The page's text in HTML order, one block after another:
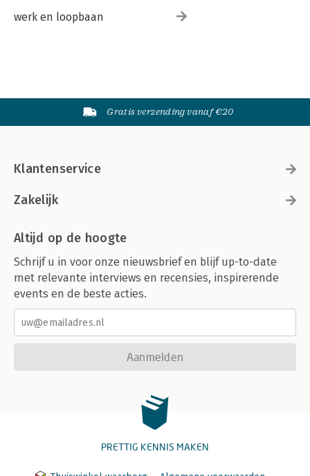
werk en loopbaan
Gratis verzending vanaf €20
Klantenservice
Zakelijk
Altijd op de hoogte
Schrijf u in voor onze nieuwsbrief en blijf up-to-date
met relevante interviews en recensies, inspirerende
events en de beste acties.
Aanmelden
PRETTIG KENNIS MAKEN